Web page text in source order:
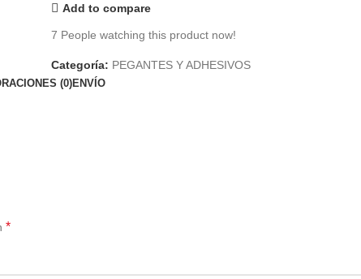
Add to compare
7 People watching this product now!
Categoría: PEGANTES Y ADHESIVOS
(0)ENVÍO
*